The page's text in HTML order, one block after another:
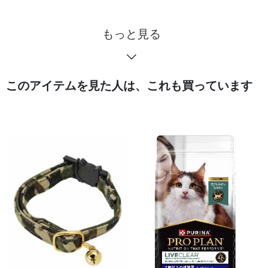
もっと見る
このアイテムを見た人は、これも買っています